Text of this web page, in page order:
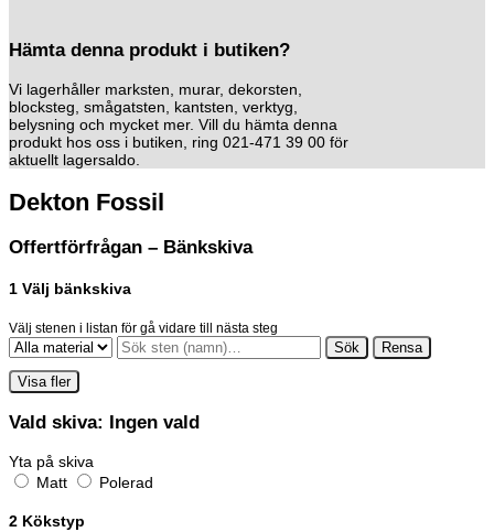
Hämta denna produkt i butiken?
Vi lagerhåller marksten, murar, dekorsten,
blocksteg, smågatsten, kantsten, verktyg,
belysning och mycket mer. Vill du hämta denna
produkt hos oss i butiken, ring 021-471 39 00 för
aktuellt lagersaldo.
Dekton Fossil
Offertförfrågan – Bänkskiva
1 Välj bänkskiva
Välj stenen i listan för gå vidare till nästa steg
Sök Rensa
Visa fler
Vald skiva: Ingen vald
Yta på skiva
Matt
Polerad
2 Kökstyp